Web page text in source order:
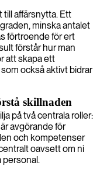
till affärsnytta. Ett
minska antalet
förtroende för ert
förstår hur man
att skapa ett
också aktivt bidrar
skillnaden
på två centrala roller:
avgörande för
och kompetenser
oavsett om ni
personal.